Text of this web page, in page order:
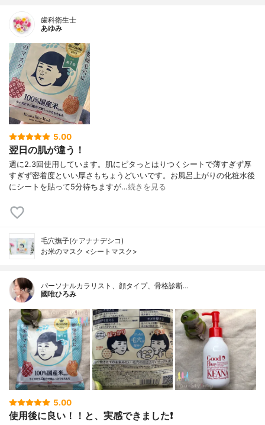
歯科衛生士
あゆみ
5.00
翌日の肌が違う！
週に2.3回使用しています。肌にピタっとはりつくシートで薄すぎず厚
すぎず密着度といい厚さもちょうどいいです。お風呂上がりの化粧水後
にシートを貼って5分待ちますが…続きを見る
毛穴撫子(ケアナナデシコ)
お米のマスク <シートマスク>
パーソナルカラリスト、顔タイプ、骨格診断…
國唯ひろみ
5.00
使用後に良い！！と、実感できました❗